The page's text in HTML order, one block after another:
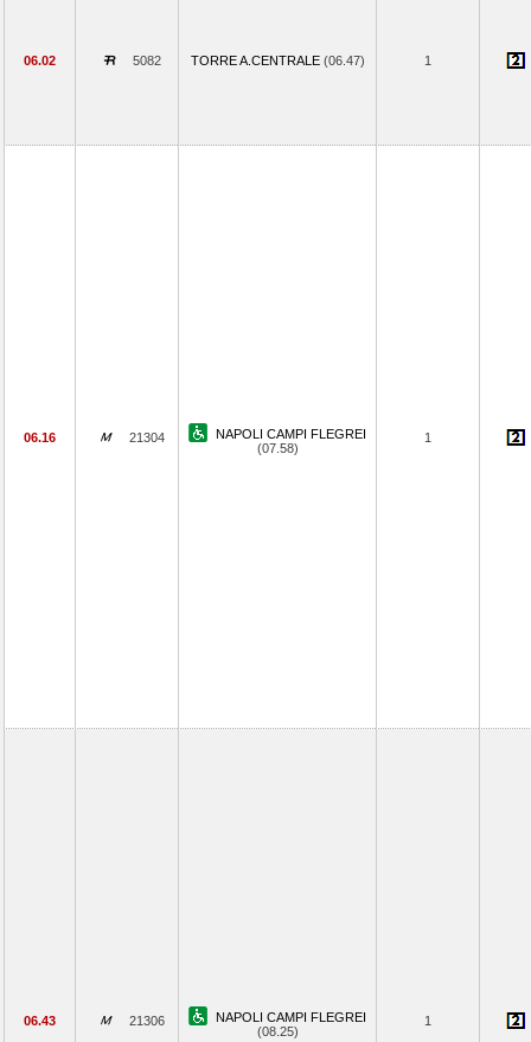
06.02 5082 TORRE A.CENTRALE (06.47) 1
06.16 21304
NAPOLI CAMPI FLEGREI
(07.58)
1
06.43 21306
NAPOLI CAMPI FLEGREI
(08.25)
1